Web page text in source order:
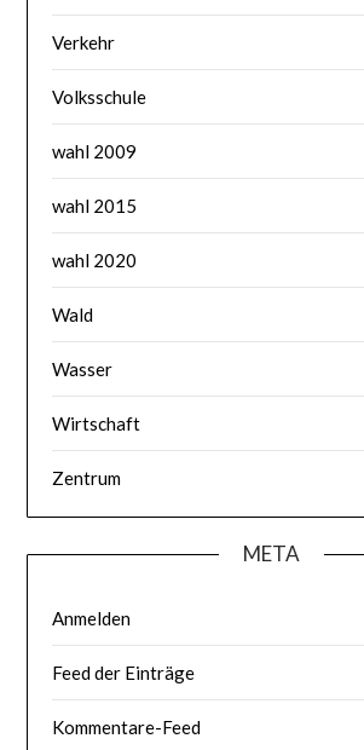
Verkehr
Volksschule
wahl 2009
wahl 2015
wahl 2020
Wald
Wasser
Wirtschaft
Zentrum
META
Anmelden
Feed der Einträge
Kommentare-Feed